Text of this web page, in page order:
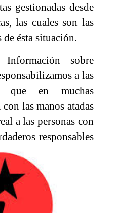
gestionadas desde
las cuales son las
de ésta situación.
sobre
a las
que en muchas
las manos atadas
a las personas con
responsables